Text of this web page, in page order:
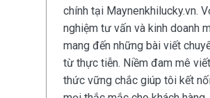
chính tại Maynenkhilucky.vn.
nghiệm tư vấn và kinh doanh
mang đến những bài viết
từ thực tiễn. Niềm đam mê
thức vững chắc giúp tôi kết